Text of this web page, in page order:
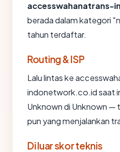
accesswahanatrans-
berada dalam kategori
tahun terdaftar.
Routing & ISP
Lalu lintas ke
indonetwork.co.id saat
Unknown di Unknown —
pun yang menjalankan
Di luar skor teknis